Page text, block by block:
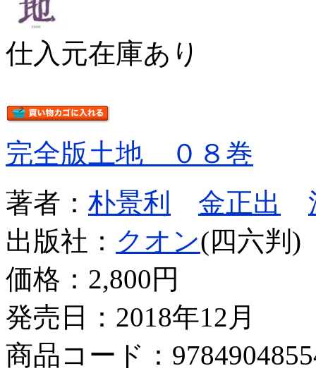
仕入元在庫あり
完全版土地 ０８巻
著者： 朴景利 金正出
出版社： クオン(四六判)
価格： 2,800円
発売日：2018年12月
商品コード：